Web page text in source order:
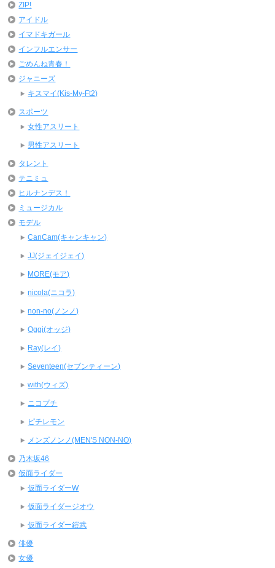
ZIP!
アイドル
イマドキガール
インフルエンサー
ごめんね青春！
ジャニーズ
キスマイ(Kis-My-Ft2)
スポーツ
女性アスリート
男性アスリート
タレント
テニミュ
ヒルナンデス！
ミュージカル
モデル
CanCam(キャンキャン)
JJ(ジェイジェイ)
MORE(モア)
nicola(ニコラ)
non-no(ノンノ)
Oggi(オッジ)
Ray(レイ)
Seventeen(セブンティーン)
with(ウィズ)
ニコプチ
ピチレモン
メンズノンノ(MEN'S NON-NO)
乃木坂46
仮面ライダー
仮面ライダーW
仮面ライダージオウ
仮面ライダー鎧武
俳優
女優